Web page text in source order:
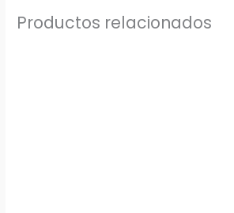
Productos relacionados